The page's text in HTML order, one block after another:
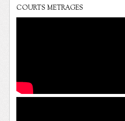
COURTS METRAGES